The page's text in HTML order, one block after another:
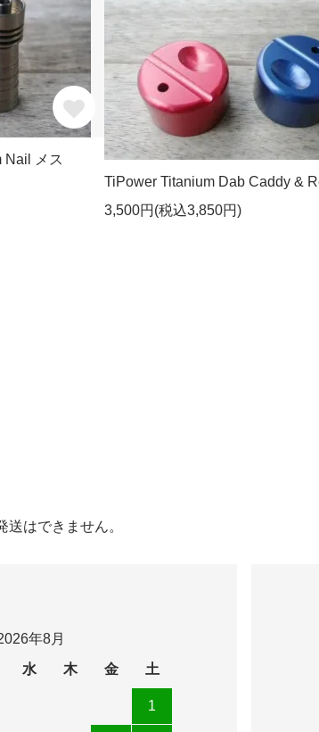
Nail メス
TiPower Titanium Dab Caddy &
3,500円(税込3,850円)
はできません。
年8月
水 木 金 土
1